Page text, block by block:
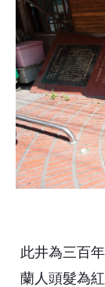
此井為三百
蘭人頭髮為